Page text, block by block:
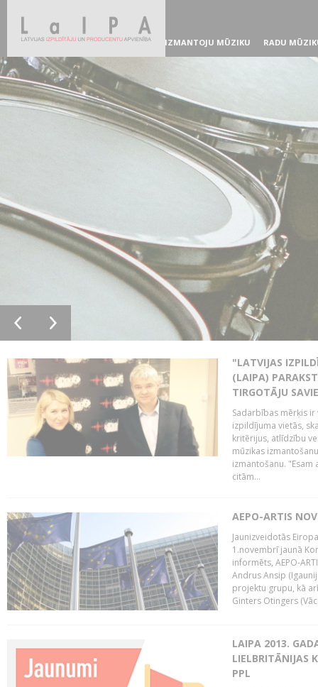
IZMANTOJU MŪZIKU RADU
"LATVIJAS
(LAIPA)
TIRGOTĀJU
Sadarbības mērķis
izpildījuma vietās,
kritērijus, atlīdzību
mūzikas
izmantošanu.
citām...
AEPO-ARTIS
Jaunizveidotās
1.novembrī jaunā
informēts, AEPO-
Andrus Ansip
projektu grupu, kā
Ginters Otingers
LAIPA 2013.
LIELBRITĀNIJAS
PPL